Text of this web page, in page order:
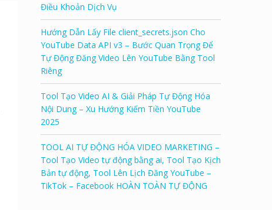
Điều Khoản Dịch Vụ
Hướng Dẫn Lấy File client_secrets.json Cho
YouTube Data API v3 – Bước Quan Trọng Để
Tự Động Đăng Video Lên YouTube Bằng Tool
Riêng
Tool Tạo Video AI & Giải Pháp Tự Động Hóa
Nội Dung – Xu Hướng Kiếm Tiền YouTube
2025
TOOL AI TỰ ĐỘNG HÓA VIDEO MARKETING –
Tool Tạo Video tự động bằng ai, Tool Tạo Kịch
Bản tự động, Tool Lên Lịch Đăng YouTube –
TikTok – Facebook HOÀN TOÀN TỰ ĐỘNG